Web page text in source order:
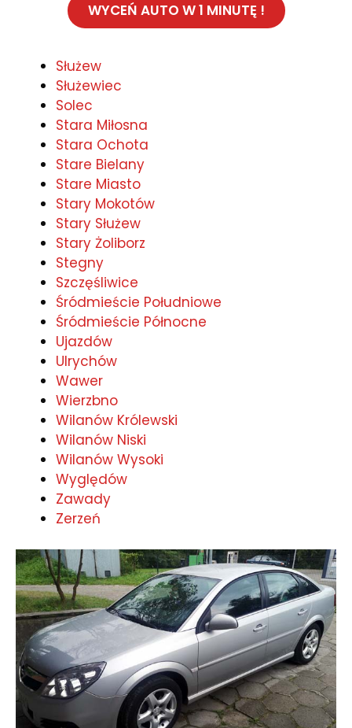
WYCEŃ AUTO W 1 MINUTĘ !
Służew
Służewiec
Solec
Stara Miłosna
Stara Ochota
Stare Bielany
Stare Miasto
Stary Mokotów
Stary Służew
Stary Żoliborz
Stegny
Szczęśliwice
Śródmieście Południowe
Śródmieście Północne
Ujazdów
Ulrychów
Wawer
Wierzbno
Wilanów Królewski
Wilanów Niski
Wilanów Wysoki
Wyględów
Zawady
Zerzeń